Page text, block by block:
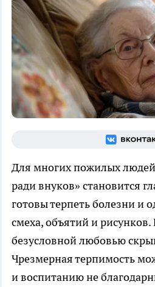
Для многих пожилых
ради внуков» становится
готовы терпеть болезни и
смеха, объятий и рисунков.
безусловной любовью
Чрезмерная терпимость
и воспитанию не